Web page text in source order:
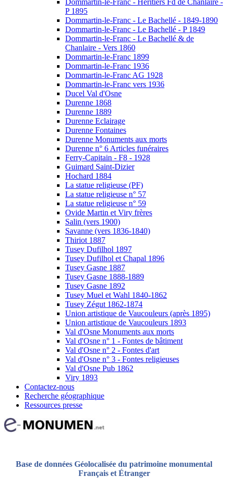
P 1895
Dommartin-le-Franc - Le Bachellé - 1849-1890
Dommartin-le-Franc - Le Bachellé - P 1849
Dommartin-le-Franc - Le Bachellé & de
Chanlaire - Vers 1860
Dommartin-le-Franc 1899
Dommartin-le-Franc 1936
Dommartin-le-Franc AG 1928
Dommartin-le-Franc vers 1936
Ducel Val d'Osne
Durenne 1868
Durenne 1889
Durenne Eclairage
Durenne Fontaines
Durenne Monuments aux morts
Durenne n° 6 Articles funéraires
Ferry-Capitain - F8 - 1928
Guimard Saint-Dizier
Hochard 1884
La statue religieuse (PF)
La statue religieuse n° 57
La statue religieuse n° 59
Ovide Martin et Viry frères
Salin (vers 1900)
Savanne (vers 1836-1840)
Thiriot 1887
Tusey Dufilhol 1897
Tusey Dufilhol et Chapal 1896
Tusey Gasne 1887
Tusey Gasne 1888-1889
Tusey Gasne 1892
Tusey Muel et Wahl 1840-1862
Tusey Zégut 1862-1874
Union artistique de Vaucouleurs (après 1895)
Union artistique de Vaucouleurs 1893
Val d'Osne Monuments aux morts
Val d'Osne n° 1 - Fontes de bâtiment
Val d'Osne n° 2 - Fontes d'art
Val d'Osne n° 3 - Fontes religieuses
Val d'Osne Pub 1862
Viry 1893
Contactez-nous
Recherche géographique
Ressources presse
Base de données Géolocalisée du patrimoine monumental
Français et Étranger